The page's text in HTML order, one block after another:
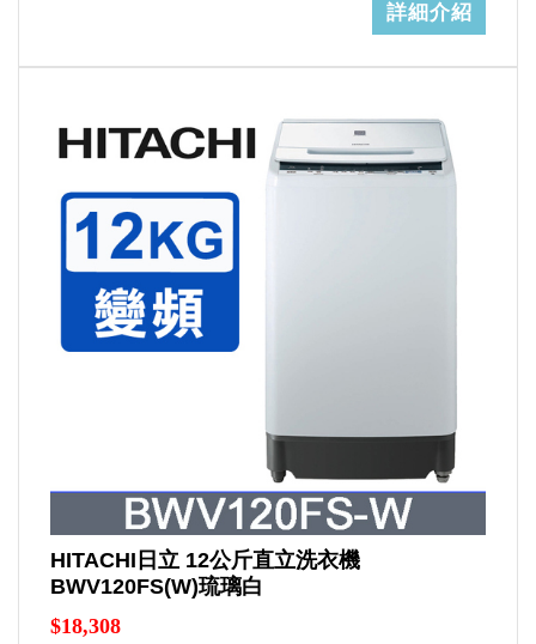
詳細介紹
HITACHI日立 12公斤直立洗衣機
BWV120FS(W)琉璃白
$18,308